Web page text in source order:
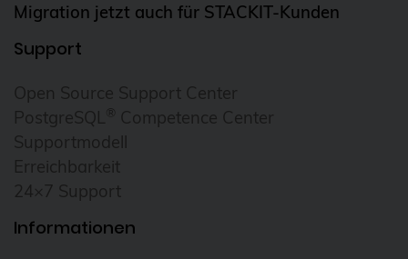
haproxy
Helm Charts
Homeoffice
howto
HowTo: Proxmox-Cluster mit Ansible
erstellen
Hyper-V
Migration jetzt auch für STACKIT-Kunden
Support
Open Source Support Center
PostgreSQL ® Competence Center
Supportmodell
Erreichbarkeit
24×7 Support
Informationen